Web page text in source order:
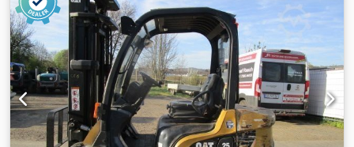
виготовлення:1998, мотогодини:17 762 h , паливо:дизель
Обладнання:палетні вилки, повний привід